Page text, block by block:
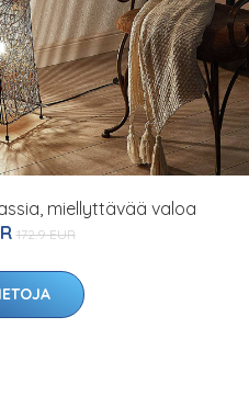
miellyttävää valoa
172.9 EUR